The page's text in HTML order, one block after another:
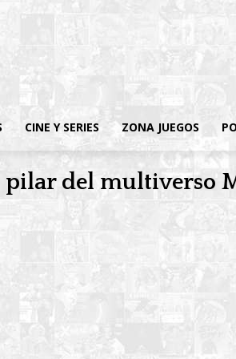
CINE Y SERIES ZONA JUEGOS
pilar del multiverso